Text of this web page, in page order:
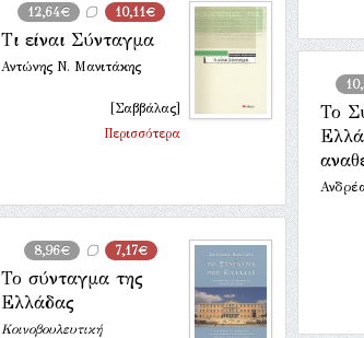
12,64€ 10,11€
Τι είναι Σύνταγμα
Αντώνης Ν. Μανιτάκης
[Σαββάλας]
Περισσότερα
Το
8,96€ 7,17€
Το σύνταγμα της
Ελλάδας
Κοινοβουλευτική